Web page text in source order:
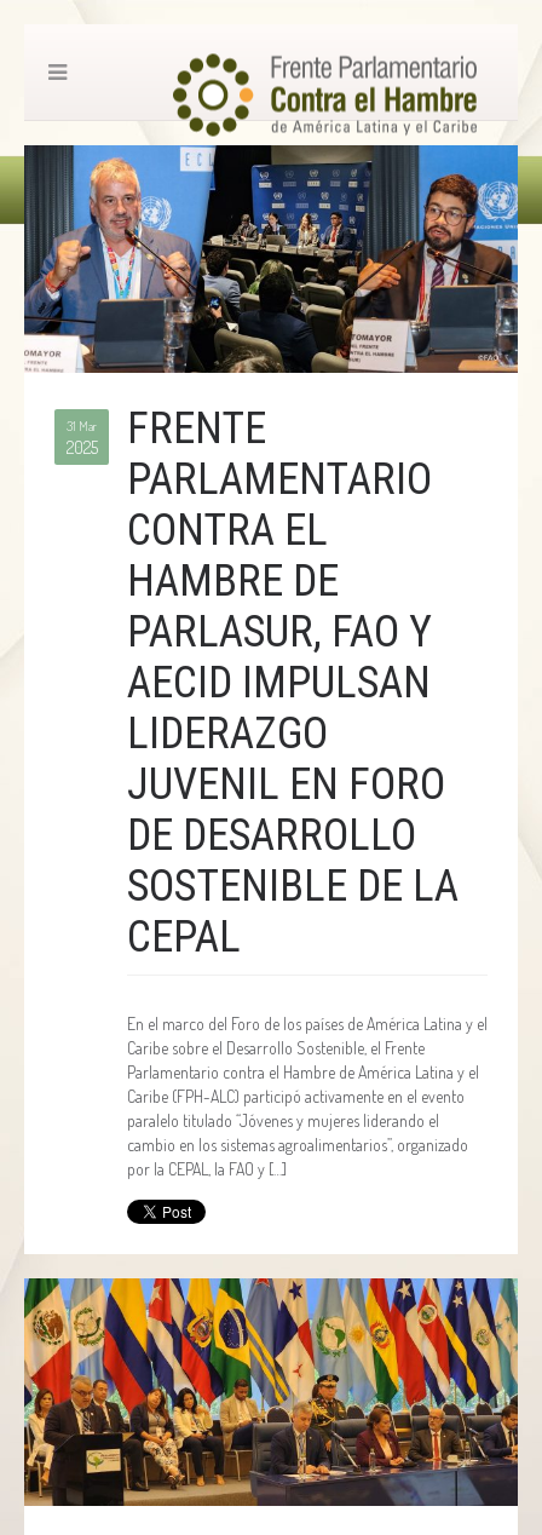
31 Mar
2025
FRENTE
PARLAMENTARIO
CONTRA EL
HAMBRE DE
PARLASUR, FAO Y
AECID IMPULSAN
LIDERAZGO
JUVENIL EN FORO
DE DESARROLLO
SOSTENIBLE DE LA
CEPAL
En el marco del Foro de los países de América Latina y el
Caribe sobre el Desarrollo Sostenible, el Frente
Parlamentario contra el Hambre de América Latina y el
Caribe (FPH-ALC) participó activamente en el evento
paralelo titulado “Jóvenes y mujeres liderando el
cambio en los sistemas agroalimentarios”, organizado
por la CEPAL, la FAO y […]